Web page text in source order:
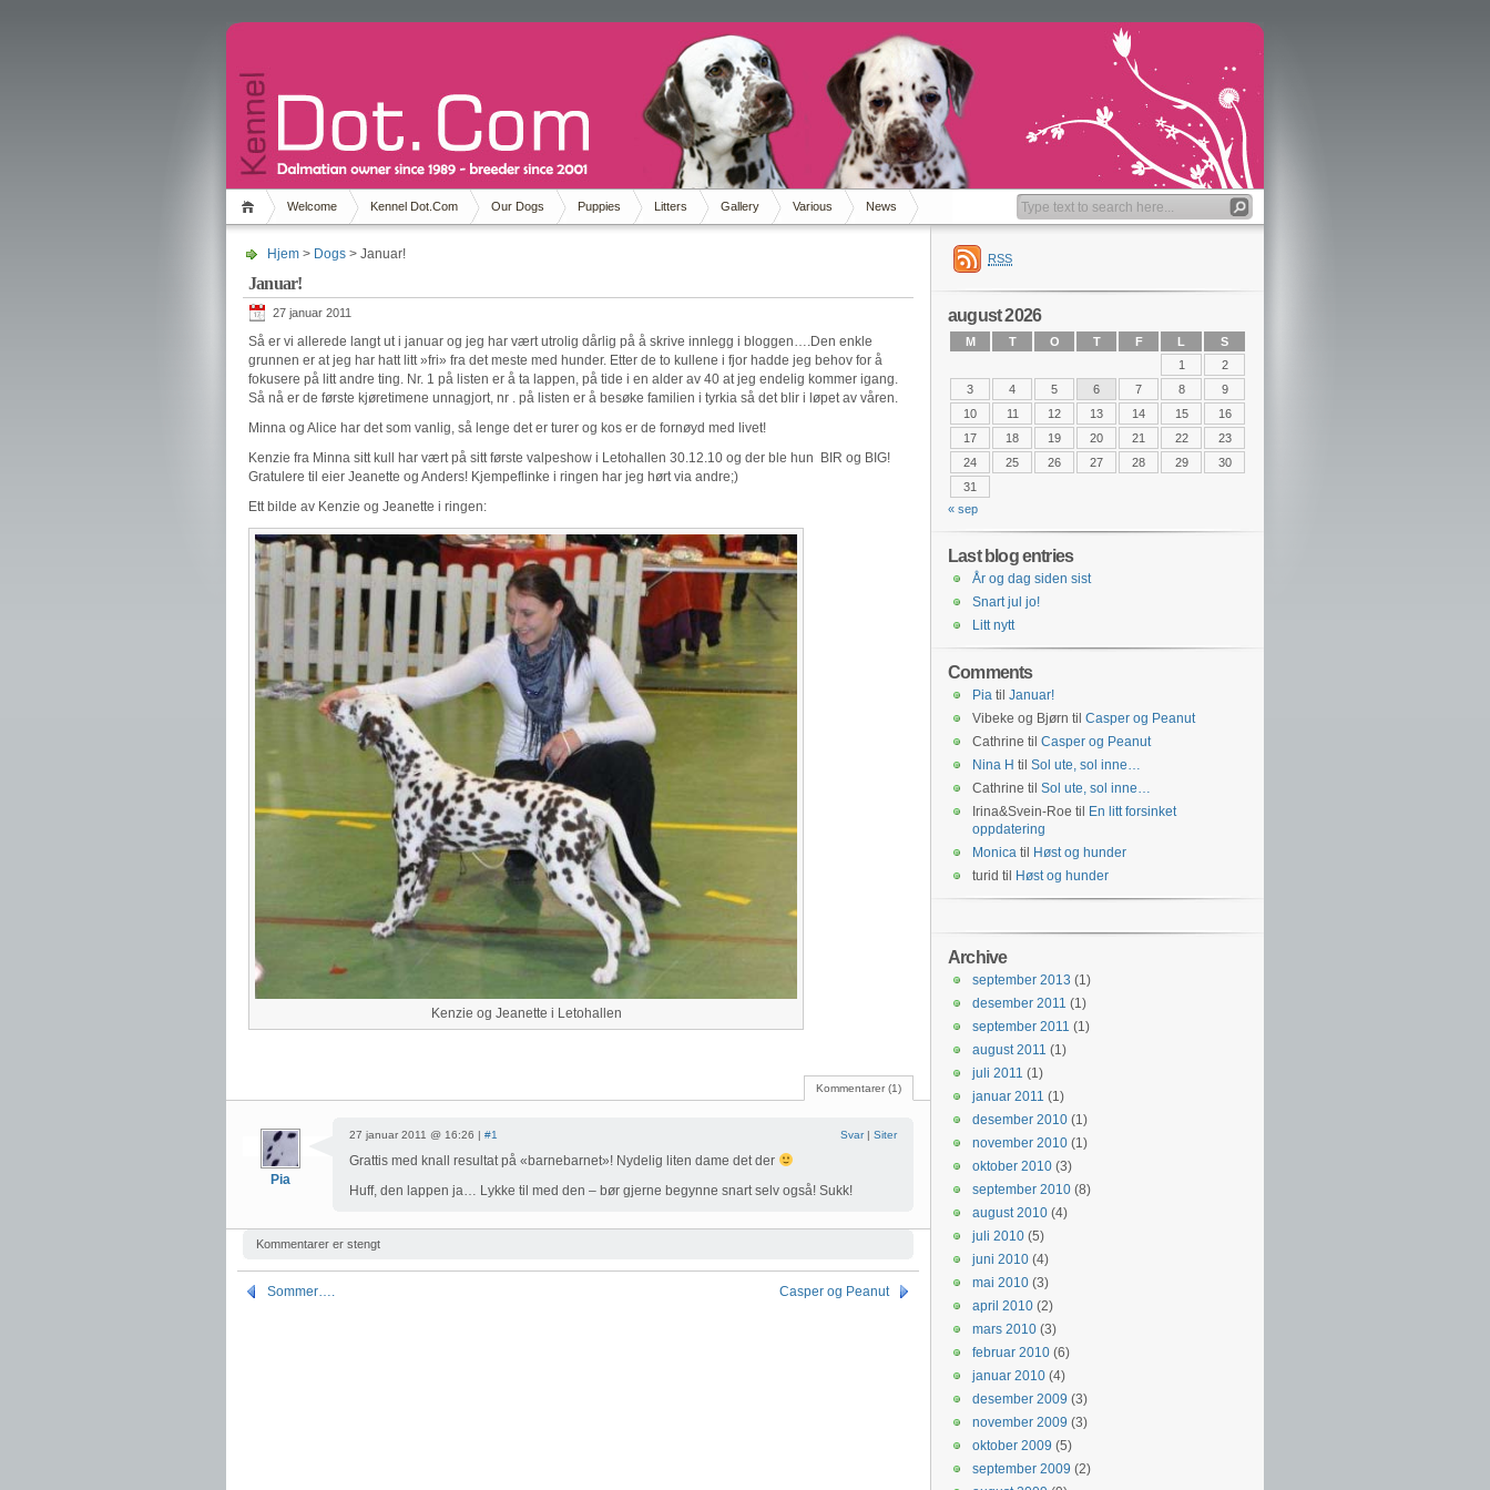
Welcome Kennel Dot.Com Our Dogs Puppies Litters Gallery Various News
Hjem > Dogs > Januar!
Januar!
27 januar 2011
Så er vi allerede langt ut i januar og jeg har vært utrolig dårlig på å skrive innlegg i bloggen….Den enkle
grunnen er at jeg har hatt litt »fri» fra det meste med hunder. Etter de to kullene i fjor hadde jeg behov for å
fokusere på litt andre ting. Nr. 1 på listen er å ta lappen, på tide i en alder av 40 at jeg endelig kommer igang.
Så nå er de første kjøretimene unnagjort, nr . på listen er å besøke familien i tyrkia så det blir i løpet av våren.
Minna og Alice har det som vanlig, så lenge det er turer og kos er de fornøyd med livet!
Kenzie fra Minna sitt kull har vært på sitt første valpeshow i Letohallen 30.12.10 og der ble hun BIR og BIG!
Gratulere til eier Jeanette og Anders! Kjempeflinke i ringen har jeg hørt via andre;)
Ett bilde av Kenzie og Jeanette i ringen:
Kenzie og Jeanette i Letohallen
Kommentarer (1)
Pia
27 januar 2011 @ 16:26 | #1 Svar| Siter
Grattis med knall resultat på «barnebarnet»! Nydelig liten dame det der
Huff, den lappen ja… Lykke til med den – bør gjerne begynne snart selv også! Sukk!
Kommentarer er stengt
Sommer…. Casper og Peanut
RSS
august 2026
M T O T F L
S
1
2
3
4 5 6 7 8
9
10
11 12 13 14 15
16
17
18 19 20 21 22
23
24
25 26 27 28 29
30
31
« sep
Last blog entries
År og dag siden sist
Snart jul jo!
Litt nytt
Comments
Pia til Januar!
Vibeke og Bjørn til Casper og Peanut
Cathrine til Casper og Peanut
Nina H til Sol ute, sol inne…
Cathrine til Sol ute, sol inne…
Irina&Svein-Roe til
En litt forsinket
oppdatering
Monica til
Høst og hunder
turid til Høst og hunder
Archive
september 2013 (1)
desember 2011 (1)
september 2011 (1)
august 2011 (1)
juli 2011 (1)
januar 2011 (1)
desember 2010 (1)
november 2010 (1)
oktober 2010 (3)
september 2010 (8)
august 2010 (4)
juli 2010 (5)
juni 2010 (4)
mai 2010 (3)
april 2010 (2)
mars 2010 (3)
februar 2010 (6)
januar 2010 (4)
desember 2009 (3)
november 2009 (3)
oktober 2009 (5)
september 2009 (2)